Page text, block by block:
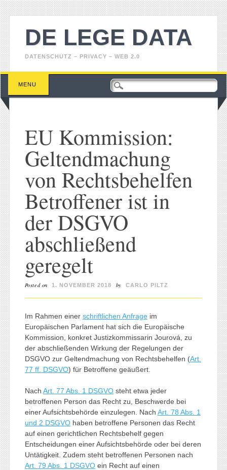
DE LEGE DATA
DATENSCHUTZ – PRIVACY – WEB 2.0
Main menu
Skip
content
MENU
EU Kommission:
Geltendmachung
von Rechtsbehelfen
Betroffener ist in
der DSGVO
abschließend
geregelt
Posted on 1. NOVEMBER 2018 by CARLO PILTZ
Im Rahmen einer schriftlichen Anfrageim
Europäischen Parlament hat sich die Europäische
Kommission, konkret Justizkommissarin Jourová, zu
der abschließenden Wirkung der Regelungen der
DSGVO zur Geltendmachung von Rechtsbehelfen (Art.
77 ff. DSGVO) für Betroffene geäußert.
Nach Art. 77 Abs. 1 DSGVOsteht etwa jeder
betroffenen Person das Recht zu, Beschwerde bei
einer Aufsichtsbehörde einzulegen. Nach Art. 78 Abs. 1
und 2 DSGVOhaben betroffene Personen das Recht
auf einen gerichtlichen Rechtsbehelf gegen
Entscheidungen einer Aufsichtsbehörde oder bei deren
Untätigkeit. Zudem steht betroffenen Personen nach
Art. 79 Abs. 1 DSGVOein Recht auf einen